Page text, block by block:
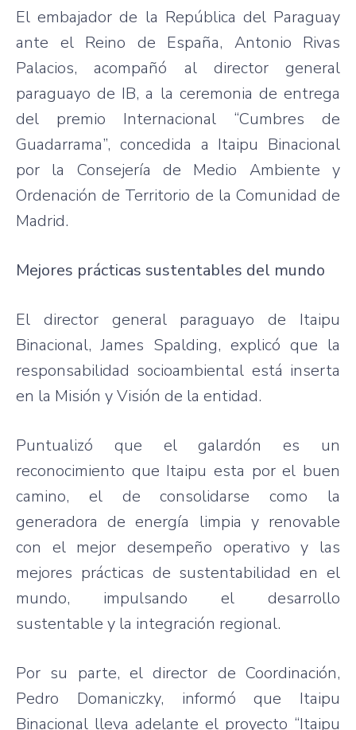
El embajador de la República del Paraguay
ante el Reino de España, Antonio Rivas
Palacios, acompañó al director general
paraguayo de IB, a la ceremonia de entrega
del premio Internacional “Cumbres de
Guadarrama”, concedida a Itaipu Binacional
por la Consejería de Medio Ambiente y
Ordenación de Territorio de la Comunidad de
Madrid.
Mejores prácticas sustentables del mundo
El director general paraguayo de Itaipu
Binacional, James Spalding, explicó que la
responsabilidad socioambiental está inserta
en la Misión y Visión de la entidad.
Puntualizó que el galardón es un
reconocimiento que Itaipu esta por el buen
camino, el de consolidarse como la
generadora de energía limpia y renovable
con el mejor desempeño operativo y las
mejores prácticas de sustentabilidad en el
mundo, impulsando el desarrollo
sustentable y la integración regional.
Por su parte, el director de Coordinación,
Pedro Domaniczky, informó que Itaipu
Binacional lleva adelante el proyecto “Itaipu